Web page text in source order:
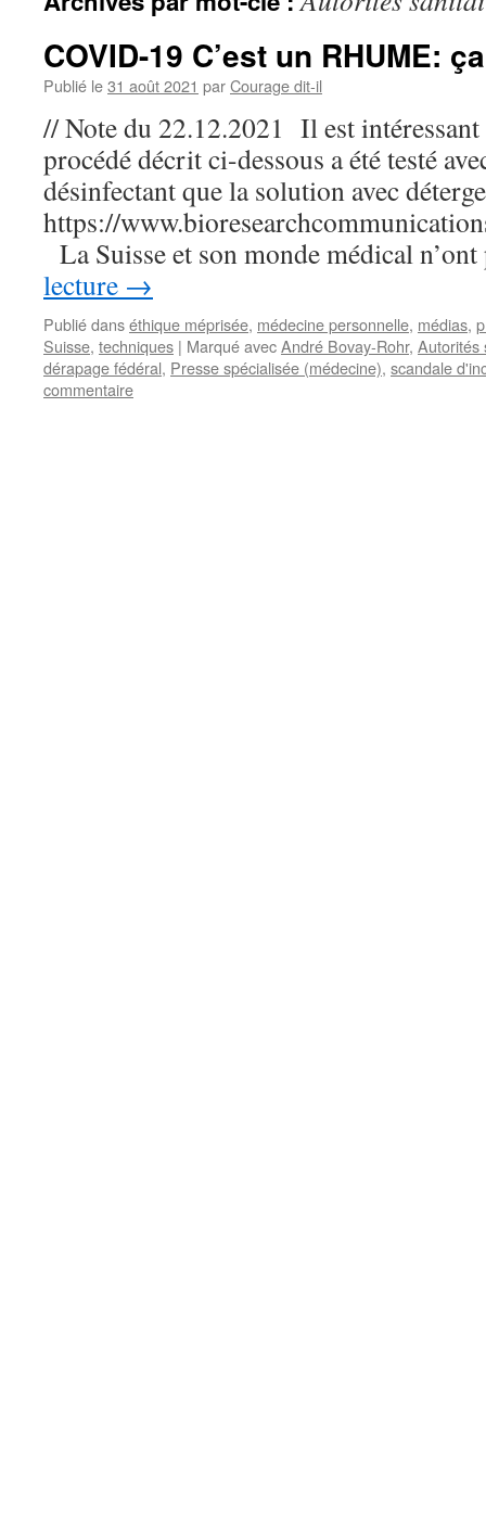
COVID-19 C’est un RHUME:
Publié le31 août 2021 parCourage dit-il
// Note du 22.12.2021 Il est intéressant
procédé décrit ci-dessous a été testé
désinfectant que la solution avec
https://
La Suisse et son monde médical
lecture →
Publié danséthique méprisée, médecine personnelle, médias,
Suisse, techniques | Marqué avecAndré Bovay-Rohr, Autorités
dérapage fédéral, Presse spécialisée (médecine), scandale
commentaire